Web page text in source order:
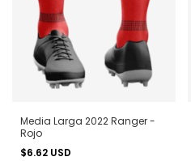
Media Larga 2022 Ranger -
Rojo
$6.62 USD